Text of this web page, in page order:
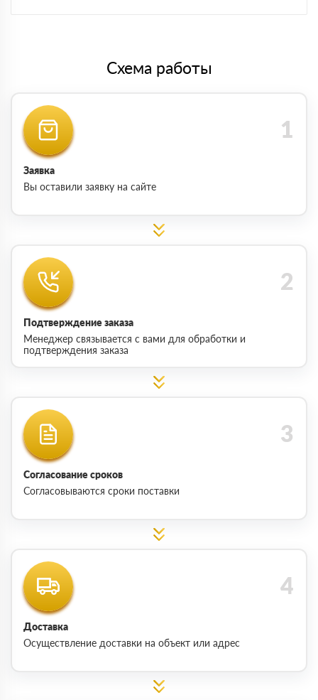
Схема работы
Заявка
Вы оставили заявку на сайте
Подтверждение заказа
Менеджер связывается с вами для обработки и
подтверждения заказа
Согласование сроков
Согласовываются сроки поставки
Доставка
Осуществление доставки на объект или адрес